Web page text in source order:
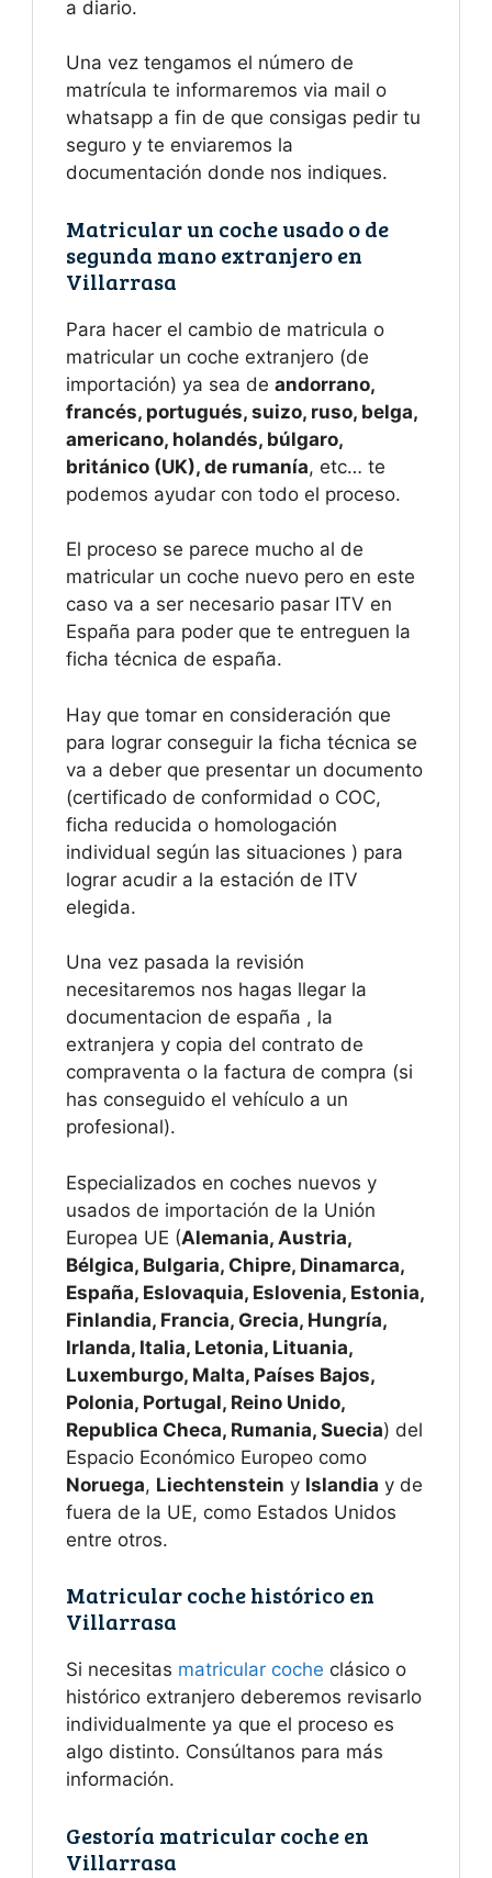
a diario.
Una vez tengamos el número de
matrícula te informaremos via mail o
whatsapp a fin de que consigas pedir tu
seguro y te enviaremos la
documentación donde nos indiques.
Matricular un coche usado o de
segunda mano extranjero en
Villarrasa
Para hacer el cambio de matricula o
matricular un coche extranjero (de
importación) ya sea de andorrano,
francés, portugués, suizo, ruso, belga,
americano, holandés, búlgaro,
británico (UK), de rumanía, etc… te
podemos ayudar con todo el proceso.
El proceso se parece mucho al de
matricular un coche nuevo pero en este
caso va a ser necesario pasar ITV en
España para poder que te entreguen la
ficha técnica de españa.
Hay que tomar en consideración que
para lograr conseguir la ficha técnica se
va a deber que presentar un documento
(certificado de conformidad o COC,
ficha reducida o homologación
individual según las situaciones ) para
lograr acudir a la estación de ITV
elegida.
Una vez pasada la revisión
necesitaremos nos hagas llegar la
documentacion de españa , la
extranjera y copia del contrato de
compraventa o la factura de compra (si
has conseguido el vehículo a un
profesional).
Especializados en coches nuevos y
usados de importación de la Unión
Europea UE (Alemania, Austria,
Bélgica, Bulgaria, Chipre, Dinamarca,
España, Eslovaquia, Eslovenia, Estonia,
Finlandia, Francia, Grecia, Hungría,
Irlanda, Italia, Letonia, Lituania,
Luxemburgo, Malta, Países Bajos,
Polonia, Portugal, Reino Unido,
Republica Checa, Rumania, Suecia) del
Espacio Económico Europeo como
Noruega, Liechtenstein y Islandia y de
fuera de la UE, como Estados Unidos
entre otros.
Matricular coche histórico en
Villarrasa
Si necesitas matricular coche clásico o
histórico extranjero deberemos revisarlo
individualmente ya que el proceso es
algo distinto. Consúltanos para más
información.
Gestoría matricular coche en
Villarrasa